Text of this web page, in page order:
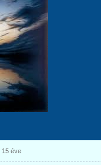
15 éve